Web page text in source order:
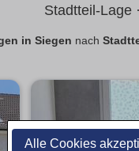
Alle Cookies
Stadtteil-Lage
in Siegen nach